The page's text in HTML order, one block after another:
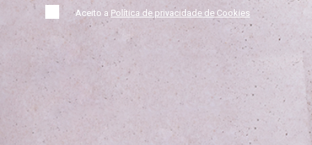
Aceito a Política de privacidade de Cookies